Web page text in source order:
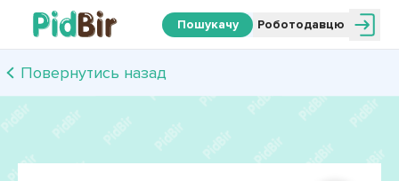
Пошукачу Роботодавцю
Повернутись назад